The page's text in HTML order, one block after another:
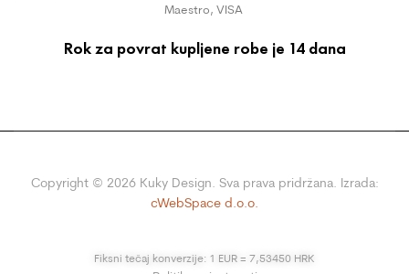
Maestro, VISA
Rok za povrat kupljene robe je 14 dana
Copyright © 2026Kuky Design. Sva prava pridržana. Izrada:
cWebSpace d.o.o.
Fiksni tečaj konverzije: 1 EUR = 7,53450 HRK